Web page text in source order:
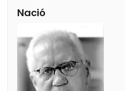
Nació